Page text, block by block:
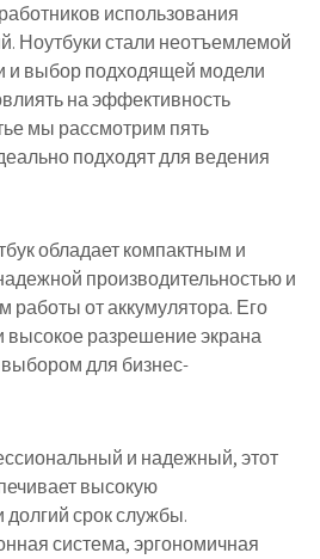
использования
Ноутбуки стали неотъемлемой
и выбор подходящей модели
на эффективность
мы рассмотрим пять
подходят для ведения
обладает компактным и
производительностью и
от аккумулятора. Его
высокое разрешение экрана
для бизнес-
и надежный, этот
высокую
долгий срок службы.
система, эргономичная